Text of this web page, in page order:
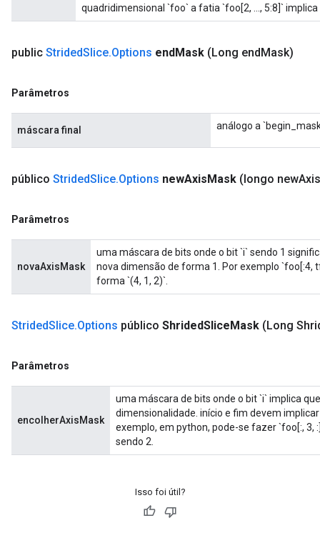
quadridimensional `foo` a fatia `foo[2, ..., 5:8]` implica
public StridedSlice.Options endMask (Long endMask)
Parâmetros
máscara final análogo a
público StridedSlice.Options newAxisMask (longo newAxis
Parâmetros
novaAxisMask
uma máscara de bits onde o bit `i` sendo 1
nova dimensão de forma 1. Por exemplo `foo[:4,
forma `(4, 1, 2)`.
StridedSlice.Options público ShridedSliceMask (Long
Parâmetros
encolherAxisMask
uma máscara de bits onde o bit `i` implica
dimensionalidade. início e fim devem
exemplo, em python, pode-se fazer `foo[:, 3,
sendo 2.
Isso foi útil?